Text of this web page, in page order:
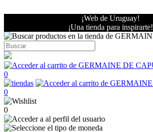
¡Web de Uruguay!
¡Una tienda para inspirarte!
0
0
0